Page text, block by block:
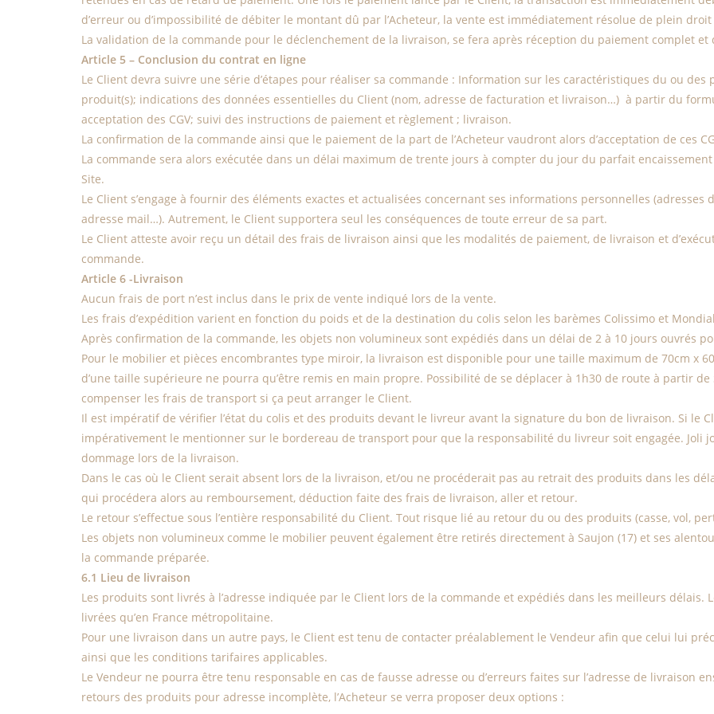
d’erreur ou d’impossibilité de débiter le montant dû par l’Acheteur, la vente est immédiatement résolue de plein
La validation de la commande pour le déclenchement de la livraison, se fera après réception du paiement complet et
Article 5 – Conclusion du contrat en ligne
Le Client devra suivre une série d’étapes pour réaliser sa commande : Information sur les caractéristiques du ou
produit(s); indications des données essentielles du Client (nom, adresse de facturation et livraison…) à partir du
acceptation des CGV; suivi des instructions de paiement et règlement ; livraison.
La confirmation de la commande ainsi que le paiement de la part de l’Acheteur vaudront alors d’acceptation de ces
La commande sera alors exécutée dans un délai maximum de trente jours à compter du jour du parfait
Site.
Le Client s’engage à fournir des éléments exactes et actualisées concernant ses informations personnelles
adresse mail…). Autrement, le Client supportera seul les conséquences de toute erreur de sa part.
Le Client atteste avoir reçu un détail des frais de livraison ainsi que les modalités de paiement, de livraison et
commande.
Article 6 -Livraison
Aucun frais de port n’est inclus dans le prix de vente indiqué lors de la vente.
Les frais d’expédition varient en fonction du poids et de la destination du colis selon les barèmes Colissimo et
Après confirmation de la commande, les objets non volumineux sont expédiés dans un délai de 2 à 10 jours ouvrés
Pour le mobilier et pièces encombrantes type miroir, la livraison est disponible pour une taille maximum de 70cm x
d’une taille supérieure ne pourra qu’être remis en main propre. Possibilité de se déplacer à 1h30 de route à partir
compenser les frais de transport si ça peut arranger le Client.
Il est impératif de vérifier l’état du colis et des produits devant le livreur avant la signature du bon de livraison. Si le
impérativement le mentionner sur le bordereau de transport pour que la responsabilité du livreur soit engagée. Joli
dommage lors de la livraison.
Dans le cas où le Client serait absent lors de la livraison, et/ou ne procéderait pas au retrait des produits dans les
qui procédera alors au remboursement, déduction faite des frais de livraison, aller et retour.
Le retour s’effectue sous l’entière responsabilité du Client. Tout risque lié au retour du ou des produits (casse, vol,
Les objets non volumineux comme le mobilier peuvent également être retirés directement à Saujon (17) et ses
la commande préparée.
6.1 Lieu de livraison
Les produits sont livrés à l’adresse indiquée par le Client lors de la commande et expédiés dans les meilleurs délais.
livrées qu’en France métropolitaine.
Pour une livraison dans un autre pays, le Client est tenu de contacter préalablement le Vendeur afin que celui lui
ainsi que les conditions tarifaires applicables.
Le Vendeur ne pourra être tenu responsable en cas de fausse adresse ou d’erreurs faites sur l’adresse de livraison
retours des produits pour adresse incomplète, l’Acheteur se verra proposer deux options :